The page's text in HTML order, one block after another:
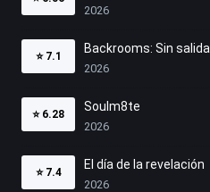
2026
⭐ 7.1
Backrooms: Sin salida
2026
⭐ 6.28
Soulm8te
2026
⭐ 7.4
El día de la revelación
2026